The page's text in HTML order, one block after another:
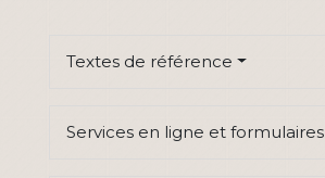
Textes de référence
Services en ligne et formulaires